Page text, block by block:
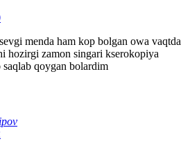
menda ham kop bolgan owa vaqtda
hozirgi zamon singari kserokopiya
qoygan bolardim